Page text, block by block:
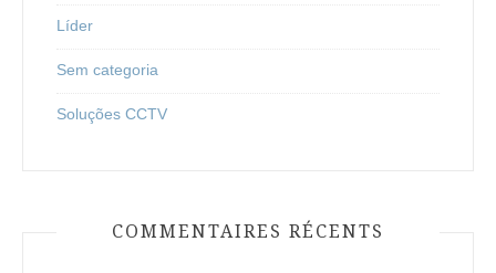
Líder
Sem categoria
Soluções CCTV
COMMENTAIRES RÉCENTS